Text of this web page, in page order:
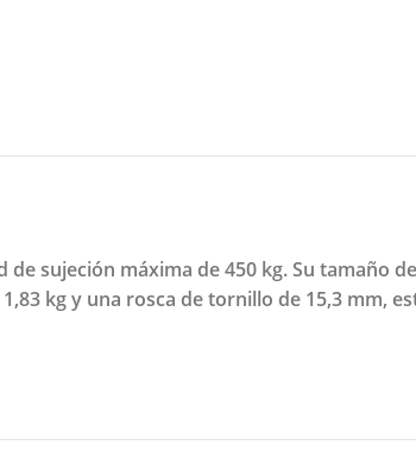
sujeción máxima de 450 kg. Su tamaño
kg y una rosca de tornillo de 15,3 mm,